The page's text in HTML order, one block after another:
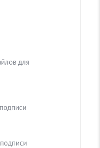
для